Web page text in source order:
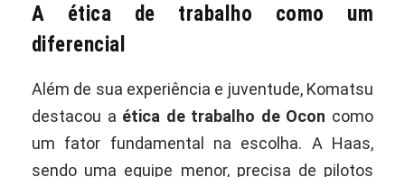
A ética de trabalho como um
diferencial
Além de sua experiência e juventude, Komatsu
destacou a ética de trabalho de Ocon como
um fator fundamental na escolha. A Haas,
sendo uma equipe menor, precisa de pilotos